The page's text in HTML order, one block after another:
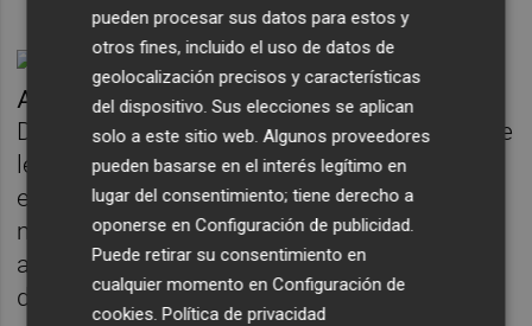
Dotar a estas empresas de herramientas que
les permitan diagnosticar su eficiencia
energética y detectar oportunidades de
mejora son otras medidas, así como
auditorías sociales o un estudio de mercado
de tapicería y decoración en Marruecos.
pueden procesar sus datos para estos y
otros fines, incluido el uso de datos de
geolocalización precisos y características
del dispositivo. Sus elecciones se aplican
solo a este sitio web. Algunos proveedores
pueden basarse en el interés legítimo en
lugar del consentimiento; tiene derecho a
oponerse enConfiguración de publicidad
Puede retirar su consentimiento en
cualquier momento enConfiguración de
cookies .Política de privacidad